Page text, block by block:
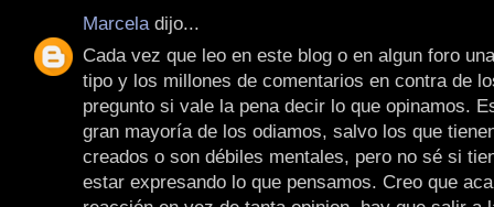
Marcela dijo...
Cada vez que leo en este blog o en algun foro
tipo y los millones de comentarios en contra de
pregunto si vale la pena decir lo que opinamos.
gran mayoría de los odiamos, salvo los que
creados o son débiles mentales, pero no sé si
estar expresando lo que pensamos. Creo que